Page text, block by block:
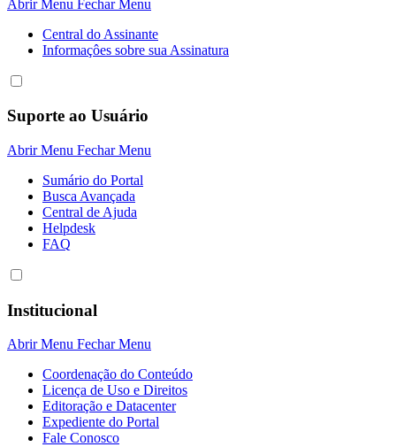
Abrir Menu Fechar Menu
Central do Assinante
Informaçôes sobre sua Assinatura
Suporte ao Usuário
Abrir Menu Fechar Menu
Sumário do Portal
Busca Avançada
Central de Ajuda
Helpdesk
FAQ
Institucional
Abrir Menu Fechar Menu
Coordenação do Conteúdo
Licença de Uso e Direitos
Editoração e Datacenter
Expediente do Portal
Fale Conosco